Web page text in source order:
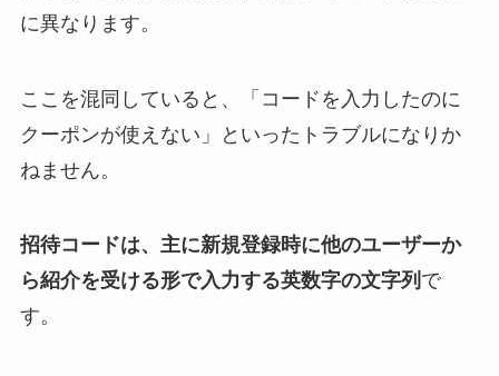
に異なります。
ここを混同していると、「コードを入力したのに
クーポンが使えない」といったトラブルになりか
ねません。
招待コードは、主に新規登録時に他のユーザーか
ら紹介を受ける形で入力する英数字の文字列 で
す。